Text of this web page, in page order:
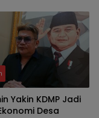
Yakin KDMP Jadi
Desa